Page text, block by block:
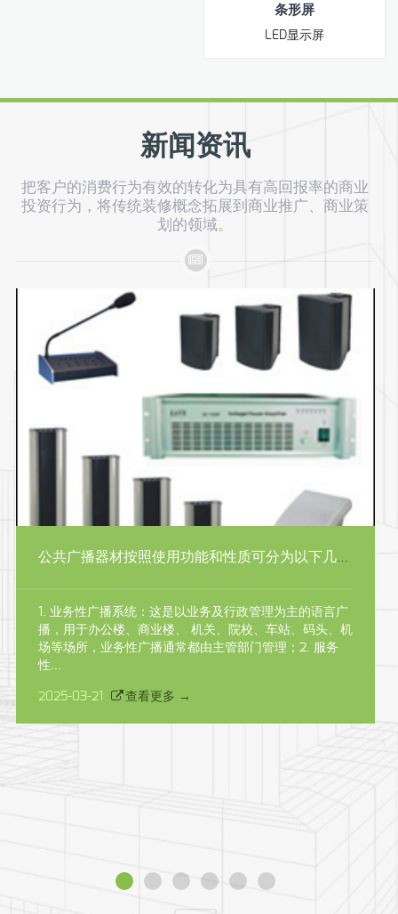
条形屏
LED显示屏
新闻资讯
把客户的消费行为有效的转化为具有高回报率的商业
投资行为，将传统装修概念拓展到商业推广、商业策
划的领域。
公共广播器材按照使用功能和性质可分为以下几类！
1. 业务性广播系统：这是以业务及行政管理为主的语言广
播，用于办公楼、商业楼、 机关、院校、车站、码头、机
场等场所，业务性广播通常都由主管部门管理；2. 服务
性...
2025-03-21 查看更多 →